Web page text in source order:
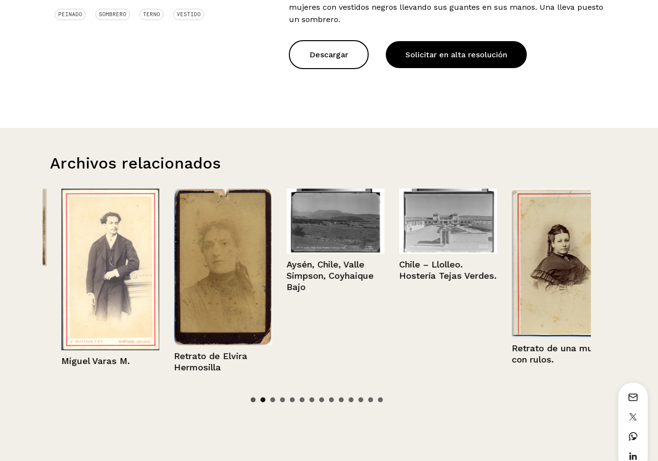
PEINADO SOMBRERO TERNO VESTIDO
mujeres con vestidos negros llevando sus guantes en sus manos. Una lleva puesto
un sombrero.
Descargar Solicitar en alta resolución
Archivos relacionados
Miguel Varas M.
Retrato de Elvira
Hermosilla
Aysén, Chile, Valle
Simpson, Coyhaique
Bajo
Chile – Llolleo.
Hostería Tejas Verdes.
Retrato de una mujer
con rulos.